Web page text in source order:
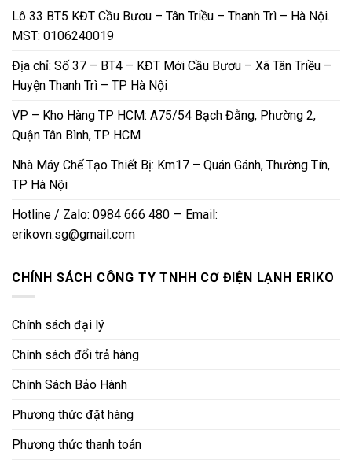
Lô 33 BT5 KĐT Cầu Bươu – Tân Triều – Thanh Trì – Hà Nội.
MST: 0106240019
Địa chỉ: Số 37 – BT4 – KĐT Mới Cầu Bươu – Xã Tân Triều –
Huyện Thanh Trì – TP Hà Nội
VP – Kho Hàng TP HCM: A75/54 Bạch Đằng, Phường 2,
Quận Tân Bình, TP HCM
Nhà Máy Chế Tạo Thiết Bị: Km17 – Quán Gánh, Thường Tín,
TP Hà Nội
Hotline / Zalo: 0984 666 480 — Email:
erikovn.sg@gmail.com
CHÍNH SÁCH CÔNG TY TNHH CƠ ĐIỆN LẠNH ERIKO
Chính sách đại lý
Chính sách đổi trả hàng
Chính Sách Bảo Hành
Phương thức đặt hàng
Phương thức thanh toán